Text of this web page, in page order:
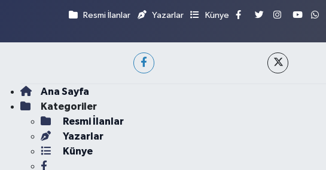
Resmi İlanlar Yazarlar Künye
Ana Sayfa
Kategoriler
Resmi İlanlar
Yazarlar
Künye